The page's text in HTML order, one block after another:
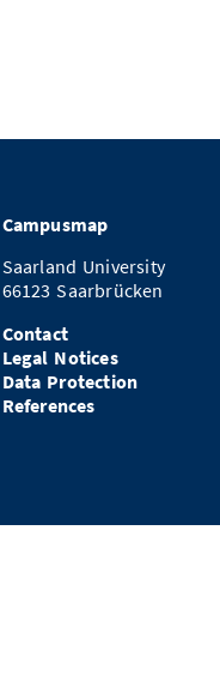
Campusmap
Saarland University
66123 Saarbrücken
Contact
Legal Notices
Data Protection
References